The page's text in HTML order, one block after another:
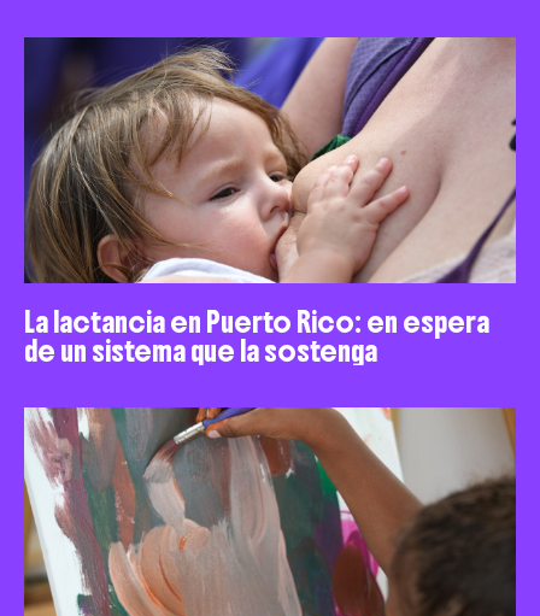
La lactancia en Puerto Rico: en espera
de un sistema que la sostenga